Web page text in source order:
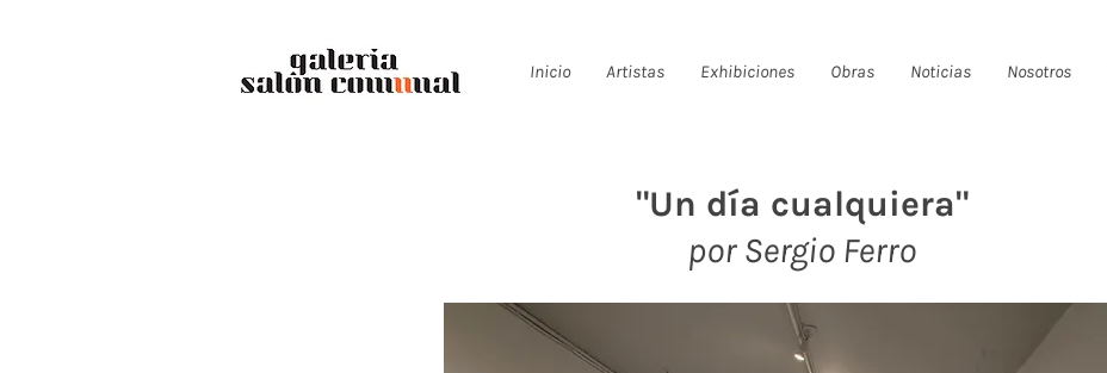
Inicio Artistas Exhibiciones Obras Noticias Nosotros
"Un día cualquiera"
por Sergio Ferro